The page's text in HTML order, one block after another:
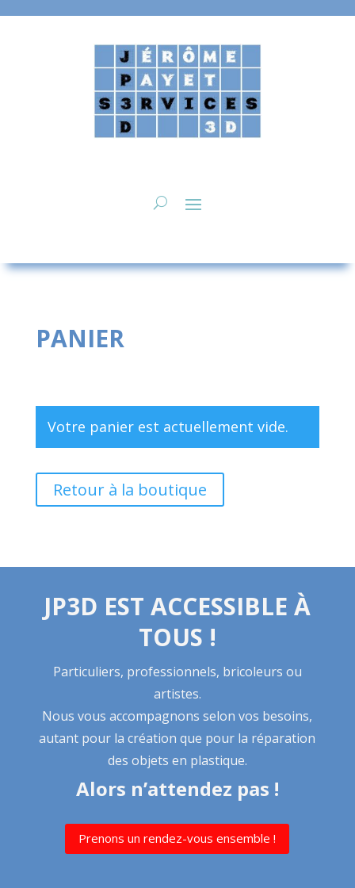
PANIER
Votre panier est actuellement vide.
Retour à la boutique
JP3D EST ACCESSIBLE À
TOUS !
Particuliers, professionnels, bricoleurs ou
artistes.
Nous vous accompagnons selon vos besoins,
autant pour la création que pour la réparation
des objets en plastique.
Alors n’attendez pas !
Prenons un rendez-vous ensemble !